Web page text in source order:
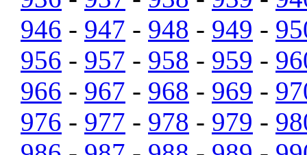
946 - 947 - 948 - 949 -
956 - 957 - 958 - 959 -
966 - 967 - 968 - 969 -
976 - 977 - 978 - 979 -